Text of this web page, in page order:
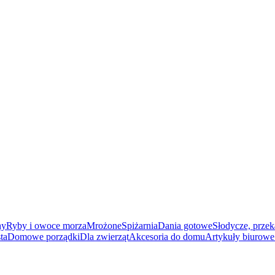
Ryby i owoce morzaMrożoneSpiżarniaDania gotoweSłodycze,
Domowe porządkiDla zwierzątAkcesoria do domuArtykuły